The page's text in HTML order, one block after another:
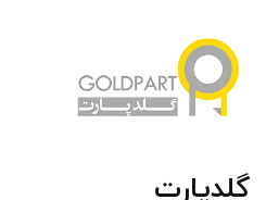
گلدپارت